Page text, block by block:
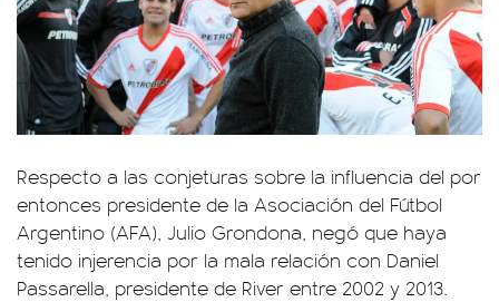
Respecto a las conjeturas sobre la influencia del por
entonces presidente de la Asociación del Fútbol
Argentino (AFA), Julio Grondona, negó que haya
tenido injerencia por la mala relación con Daniel
Passarella, presidente de River entre 2002 y 2013.